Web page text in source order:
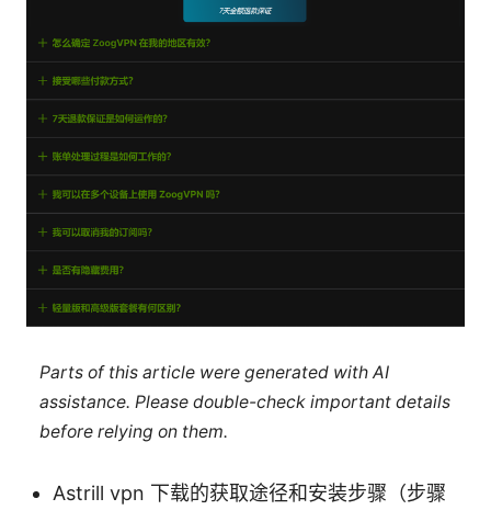
Parts of this article were generated with AI
assistance. Please double-check important details
before relying on them.
Astrill vpn 下载的获取途径和安装步骤（步骤